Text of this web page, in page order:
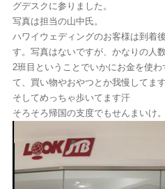
グデスクに参りました。
写真は担当の山中氏。
ハワイウェディングのお客様は到着
す。写真はないですが、かなりの人
2班目ということでいかにお金を使
て、買い物やおやつとか我慢してま
そしてめっちゃ歩いてます汗
そろそろ帰国の支度でもせんまいけ。